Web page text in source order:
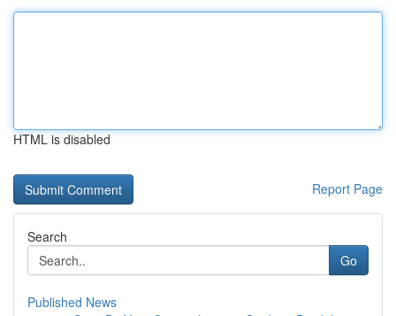
HTML is disabled
Report Page
Search
Go
Published News